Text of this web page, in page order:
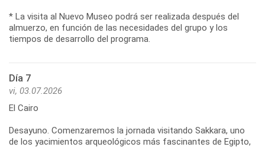
* La visita al Nuevo Museo podrá ser realizada después del
almuerzo, en función de las necesidades del grupo y los
tiempos de desarrollo del programa.
Día 7
vi, 03.07.2026
El Cairo
Desayuno. Comenzaremos la jornada visitando Sakkara, uno
de los yacimientos arqueológicos más fascinantes de Egipto,